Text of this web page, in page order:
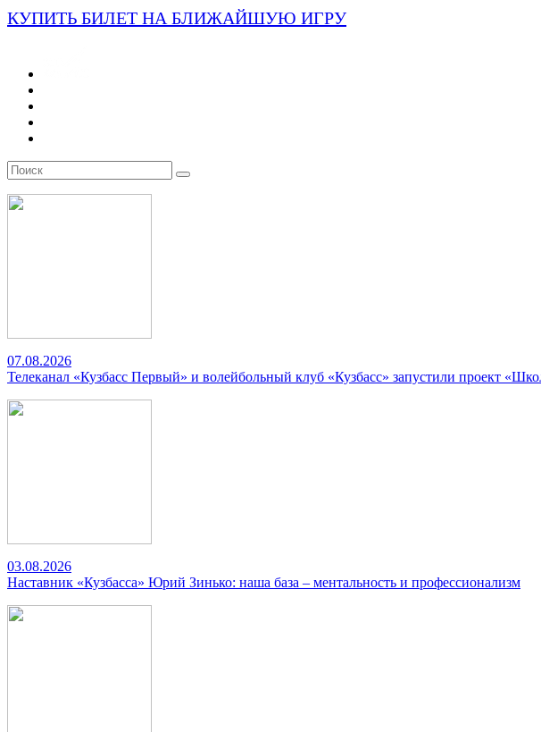
КУПИТЬ БИЛЕТ НА БЛИЖАЙШУЮ ИГРУ
07.08.2026
Телеканал «Кузбасс Первый» и волейбольный клуб «Кузбасс» запустили проект
03.08.2026
Наставник «Кузбасса» Юрий Зинько: наша база – ментальность и профессионализм